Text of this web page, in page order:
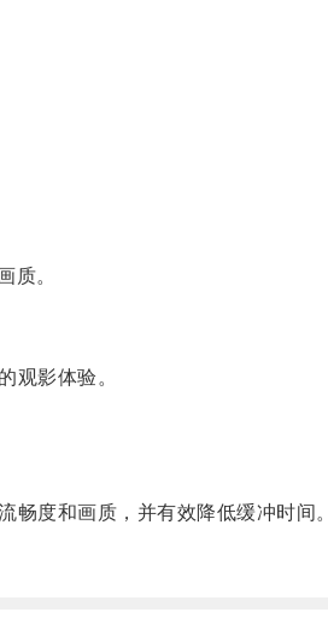
质。
观影体验。
度和画质，并有效降低缓冲时间。